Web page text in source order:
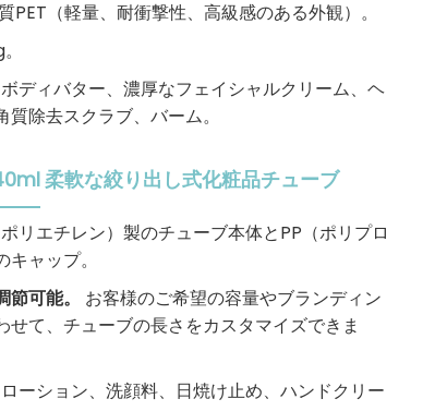
PET（軽量、耐衝撃性、高級感のある外観）。
ボディバター、濃厚なフェイシャルクリーム、ヘ
質除去スクラブ、バーム。
柔軟な絞り出し式化粧品チューブ
リエチレン）製のチューブ本体とPP（ポリプロ
ャップ。
節可能。 お客様のご希望の容量やブランディン
せて、チューブの長さをカスタマイズできま
ローション、洗顔料、日焼け止め、ハンドクリー